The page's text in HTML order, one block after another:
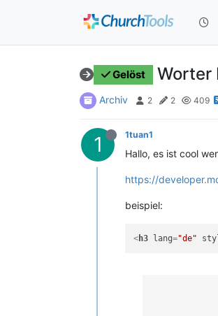
Gelöst Worter
Archiv 2 2 409
1 1tuan1
Hallo, es ist cool
https://
beispiel:
<h3 lang="de"